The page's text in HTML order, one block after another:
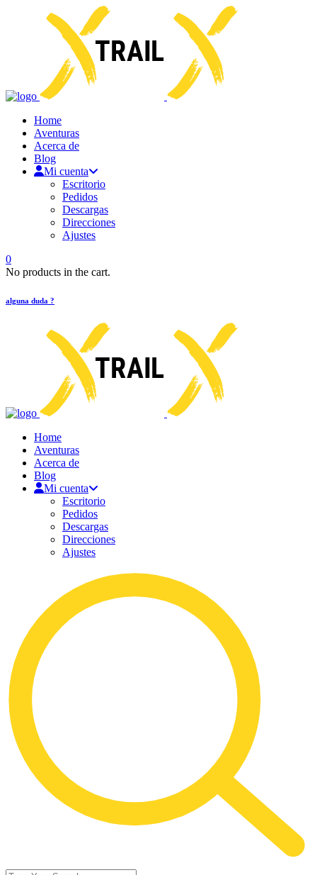
Home
Aventuras
Acerca de
Blog
Mi cuenta
Escritorio
Pedidos
Descargas
Direcciones
Ajustes
0
No products in the cart.
alguna duda ?
Home
Aventuras
Acerca de
Blog
Mi cuenta
Escritorio
Pedidos
Descargas
Direcciones
Ajustes